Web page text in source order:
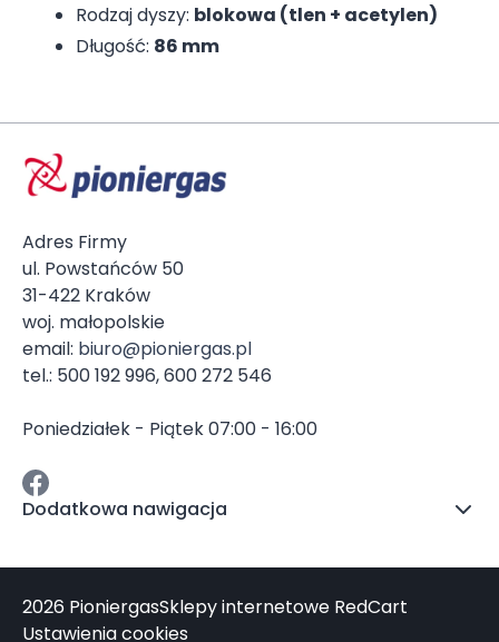
Rodzaj dyszy: blokowa (tlen + acetylen)
Długość: 86 mm
Adres Firmy
ul. Powstańców 50
31-422 Kraków
woj. małopolskie
email: biuro@pioniergas.pl
tel.: 500 192 996, 600 272 546
Poniedziałek - Piątek 07:00 - 16:00
Dodatkowa nawigacja
2026 PioniergasSklepy internetowe RedCart
Ustawienia cookies